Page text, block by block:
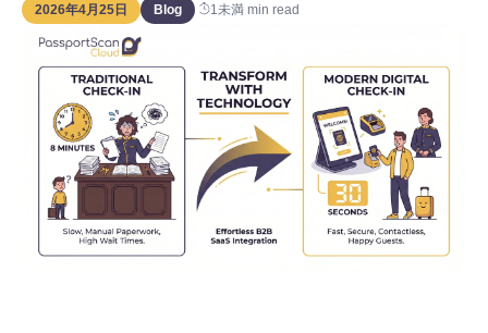
2026年4月25日 Blog 1未満 min read